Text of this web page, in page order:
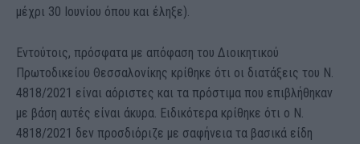
μέχρι 30 Ιουνίου όπου και έληξε).
Εντούτοις, πρόσφατα με απόφαση του Διοικητικού
Πρωτοδικείου Θεσσαλονίκης κρίθηκε ότι οι διατάξεις του Ν.
4818/2021 είναι αόριστες και τα πρόστιμα που επιβλήθηκαν
με βάση αυτές είναι άκυρα. Ειδικότερα κρίθηκε ότι ο Ν.
4818/2021 δεν προσδιόριζε με σαφήνεια τα βασικά είδη